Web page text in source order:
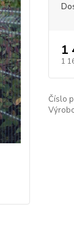
1
1
Číslo